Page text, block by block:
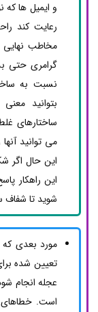
و ایمیل ها که
رعایت کند
مخاطب نهایی
گرامری حتی
نسبت به
بتوانید
ساختارهای
می توانید
این حال اگر
این راهکار
شوید تا شفاف
مورد بعدی که
تعیین شده
عجله انجام
است. خطاهای